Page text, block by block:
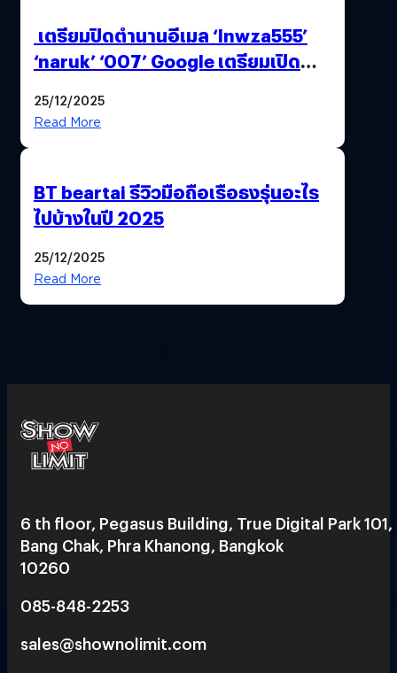
เตรียมปิดตำนานอีเมล ‘lnwza555’
‘naruk’ ‘007’ Google เตรียมเปิด
25/12/2025
Read More
BT beartai รีวิวมือถือเรือธงรุ่นอะไร
ไปบ้างในปี 2025
25/12/2025
Read More
6 th floor, Pegasus Building, True Digital Park 101,
Bang Chak, Phra Khanong, Bangkok
10260
085-848-2253
sales@shownolimit.com